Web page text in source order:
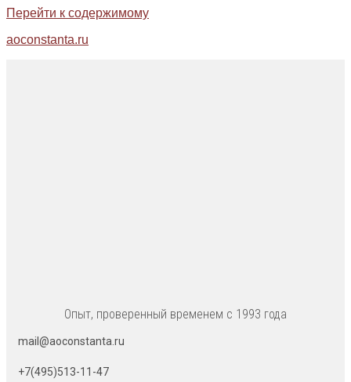
Перейти к содержимому
aoconstanta.ru
Опыт, проверенный временем с 1993 года
mail@aoconstanta.ru
+7(495)513-11-47